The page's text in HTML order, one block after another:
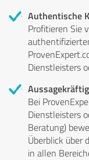
Authentische
Profitieren Sie
Dienstleisters
Bei
Dienstleisters
Beratung)
Überblick über
in allen